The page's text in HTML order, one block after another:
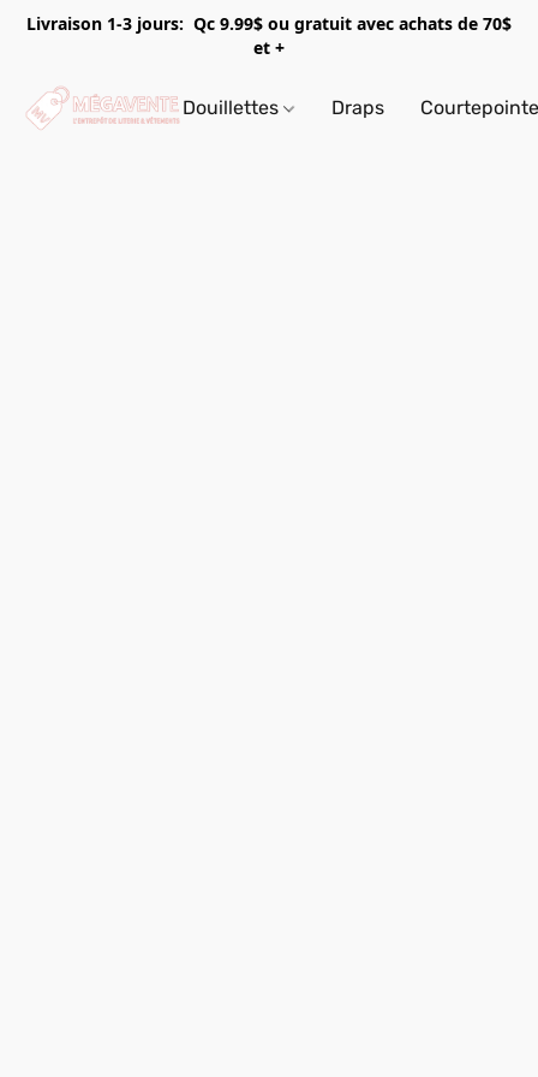
Livraison 1-3 jours: Qc 9.99$ ou gratuit avec achats de 70$
et +
Douillettes Draps